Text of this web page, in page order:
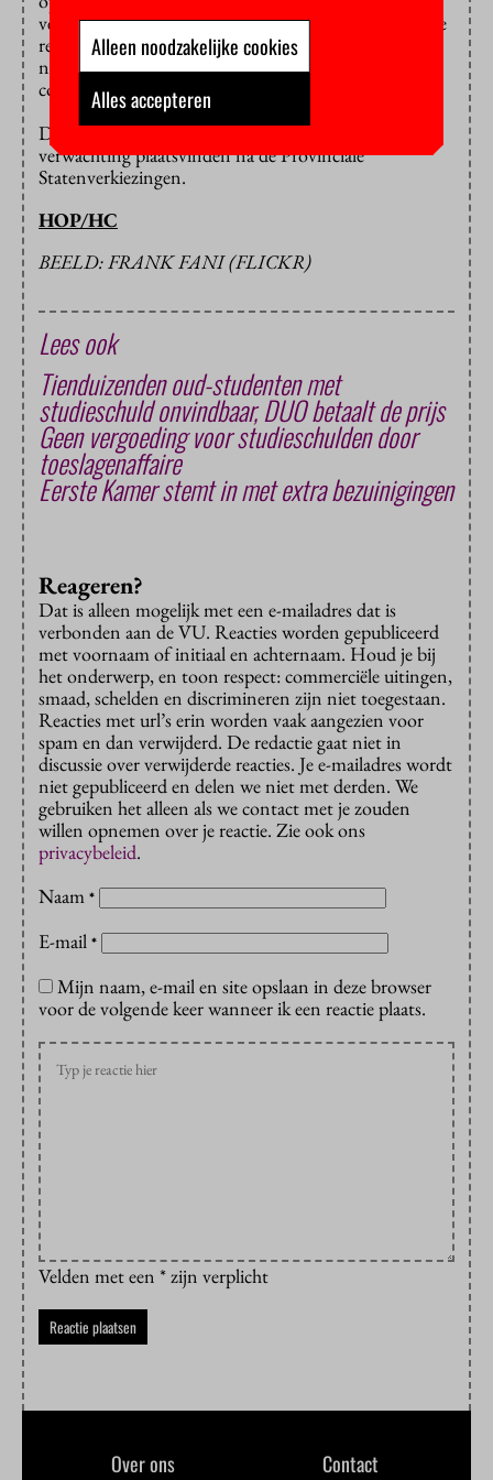
verhoging van het lage btw-tarief. Volgens hen kost de
renteverhoging studenten gemiddeld vijf keer meer –
namelijk 5.000 euro – dan de halvering van het
collegegeld oplevert.
De stemming over het wetsvoorstel zal naar
verwachting plaatsvinden na de Provinciale
Statenverkiezingen.
HOP/HC
BEELD: FRANK FANI (FLICKR)
Lees ook
Tienduizenden oud-studenten met
studieschuld onvindbaar, DUO betaalt de prijs
Geen vergoeding voor studieschulden door
toeslagenaffaire
Eerste Kamer stemt in met extra bezuinigingen
Reageren?
Dat is alleen mogelijk met een e-mailadres dat is
verbonden aan de VU. Reacties worden gepubliceerd
met voornaam of initiaal en achternaam. Houd je bij
het onderwerp, en toon respect: commerciële uitingen,
smaad, schelden en discrimineren zijn niet toegestaan.
Reacties met url’s erin worden vaak aangezien voor
spam en dan verwijderd. De redactie gaat niet in
discussie over verwijderde reacties. Je e-mailadres wordt
niet gepubliceerd en delen we niet met derden. We
gebruiken het alleen als we contact met je zouden
willen opnemen over je reactie. Zie ook ons
privacybeleid.
Naam *
E-mail *
Mijn naam, e-mail en site opslaan in deze browser
voor de volgende keer wanneer ik een reactie plaats.
Velden met een * zijn verplicht
Over ons Contact
Alleen noodzakelijke cookies
Alles accepteren